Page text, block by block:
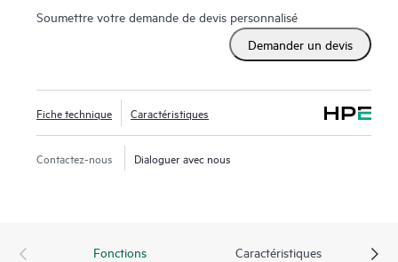
Soumettre votre demande de devis personnalisé
Demander un devis
Fiche technique Caractéristiques
Contactez-nous Dialoguer avec nous
Fonctions Caractéristiques